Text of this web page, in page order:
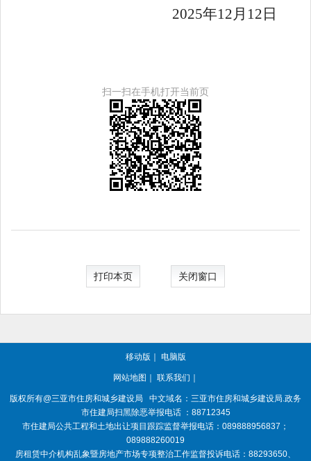
2025年12 月 1 2 日
扫一扫在手机打开当前页
打印本页 关闭窗口
移动版 ｜ 电脑版
网站地图 ｜ 联系我们 ｜
版权所有@三亚市住房和城乡建设局
中文域名：三亚市住房和城乡建设局.政务
市住建局扫黑除恶举报电话 ：88712345
市住建局公共工程和土地出让项目跟踪监督举报电话：089888956837；
089888260019
房租赁中介机构乱象暨房地产市场专项整治工作监督投诉电话：88293650、